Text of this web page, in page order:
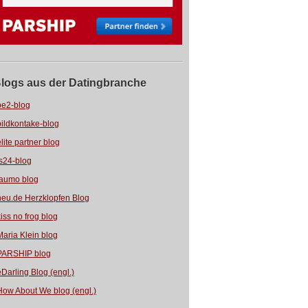
aus der Datingbranche
blog
blog
partner blog
blog
blog
Herzklopfen Blog
no frog blog
Klein blog
blog
Blog (engl.)
About We blog (engl.)